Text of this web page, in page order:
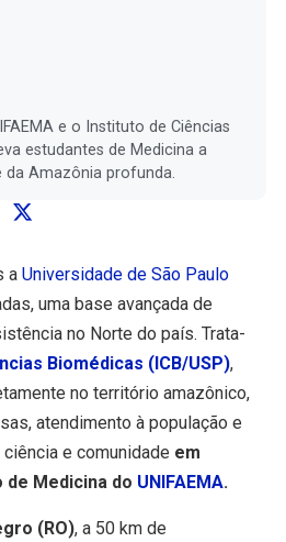
e o Instituto de Ciências
estudantes de Medicina a
da Amazônia profunda.
a Universidade de São Paulo
uma base avançada de
no Norte do país. Trata-
Biomédicas (ICB/USP),
no território amazônico,
atendimento à população e
e comunidade em
Medicina do UNIFAEMA.
(RO), a 50 km de